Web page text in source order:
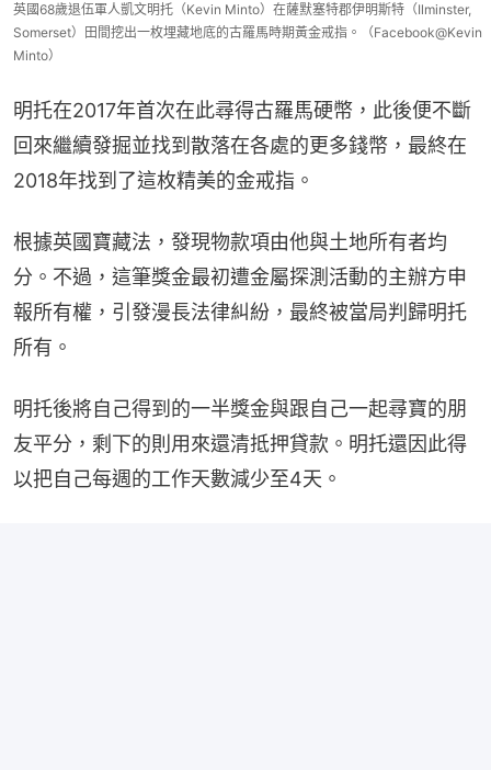
英國68歲退伍軍人凱文明托（Kevin Minto）在薩默塞特郡伊明斯特（Ilminster,
Somerset）田間挖出一枚埋藏地底的古羅馬時期黃金戒指。（Facebook@Kevin
Minto）
明托在2017年首次在此尋得古羅馬硬幣，此後便不斷
回來繼續發掘並找到散落在各處的更多錢幣，最終在
2018年找到了這枚精美的金戒指。
根據英國寶藏法，發現物款項由他與土地所有者均
分。不過，這筆獎金最初遭金屬探測活動的主辦方申
報所有權，引發漫長法律糾紛，最終被當局判歸明托
所有。
明托後將自己得到的一半獎金與跟自己一起尋寶的朋
友平分，剩下的則用來還清抵押貸款。明托還因此得
以把自己每週的工作天數減少至4天。